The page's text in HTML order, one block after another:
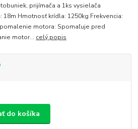
prijímača a 1ks vysielača
18m Hmotnosť krídla: 1250kg Frekvencia:
motora: Spomaľuje pred
motor... celý popis
do košíka